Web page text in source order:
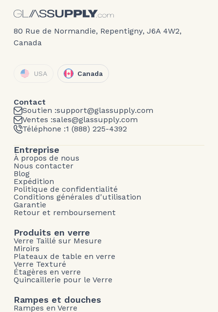
80 Rue de Normandie, Repentigny, J6A 4W2,
Canada
USA Canada
Contact
Soutien :support@glassupply.com
Ventes :sales@glassupply.com
Téléphone :1 (888) 225-4392
Entreprise
À propos de nous
Nous contacter
Blog
Expédition
Politique de confidentialité
Conditions générales d'utilisation
Garantie
Retour et remboursement
Produits en verre
Verre Taillé sur Mesure
Miroirs
Plateaux de table en verre
Verre Texturé
Étagères en verre
Quincaillerie pour le Verre
Rampes et douches
Rampes en Verre